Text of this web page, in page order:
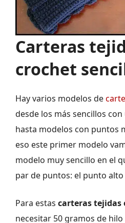
Carteras
crochet
Hay varios modelos de
desde los más sencillos
hasta modelos con puntos
eso este primer modelo
modelo muy sencillo en el
par de puntos: el punto alto
Para estas carteras tejidas
necesitar 50 gramos de